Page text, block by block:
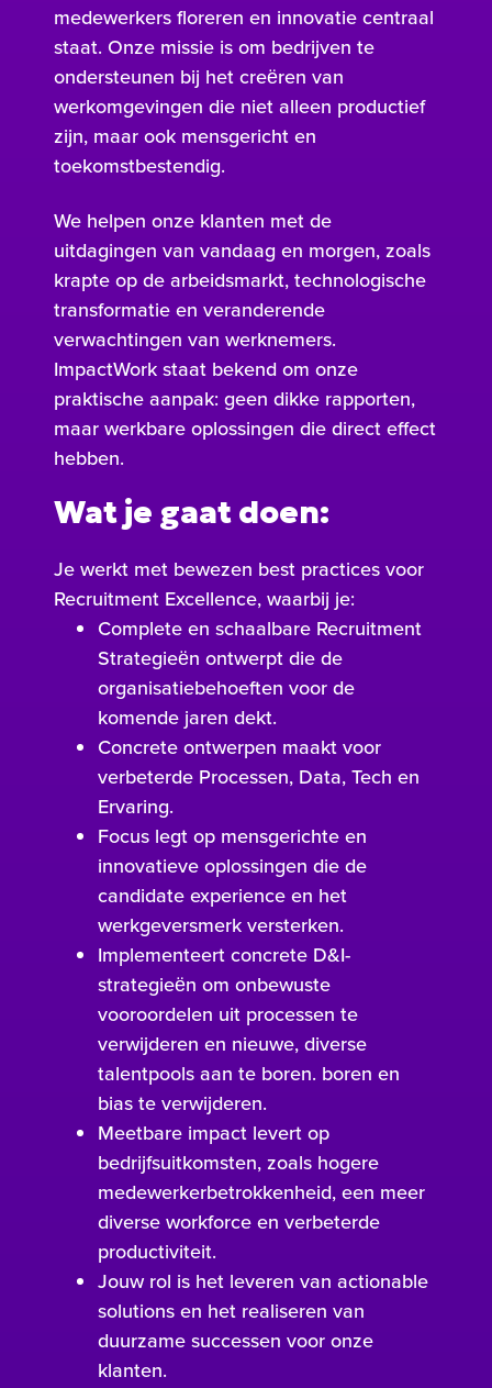
medewerkers floreren en innovatie centraal
staat. Onze missie is om bedrijven te
ondersteunen bij het creëren van
werkomgevingen die niet alleen productief
zijn, maar ook mensgericht en
toekomstbestendig.
We helpen onze klanten met de
uitdagingen van vandaag en morgen, zoals
krapte op de arbeidsmarkt, technologische
transformatie en veranderende
verwachtingen van werknemers.
ImpactWork staat bekend om onze
praktische aanpak: geen dikke rapporten,
maar werkbare oplossingen die direct effect
hebben.
Wat je gaat doen:
Je werkt met bewezen best practices voor
Recruitment Excellence, waarbij je:
Complete en schaalbare Recruitment
Strategieën ontwerpt die de
organisatiebehoeften voor de
komende jaren dekt.
Concrete ontwerpen maakt voor
verbeterde Processen, Data, Tech en
Ervaring.
Focus legt op mensgerichte en
innovatieve oplossingen die de
candidate experience en het
werkgeversmerk versterken.
Implementeert concrete D&I-
strategieën om onbewuste
vooroordelen uit processen te
verwijderen en nieuwe, diverse
talentpools aan te boren. boren en
bias te verwijderen.
Meetbare impact levert op
bedrijfsuitkomsten, zoals hogere
medewerkerbetrokkenheid, een meer
diverse workforce en verbeterde
productiviteit.
Jouw rol is het leveren van actionable
solutions en het realiseren van
duurzame successen voor onze
klanten.